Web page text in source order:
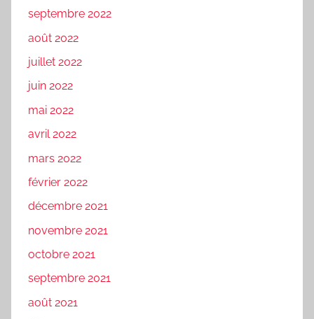
septembre 2022
août 2022
juillet 2022
juin 2022
mai 2022
avril 2022
mars 2022
février 2022
décembre 2021
novembre 2021
octobre 2021
septembre 2021
août 2021